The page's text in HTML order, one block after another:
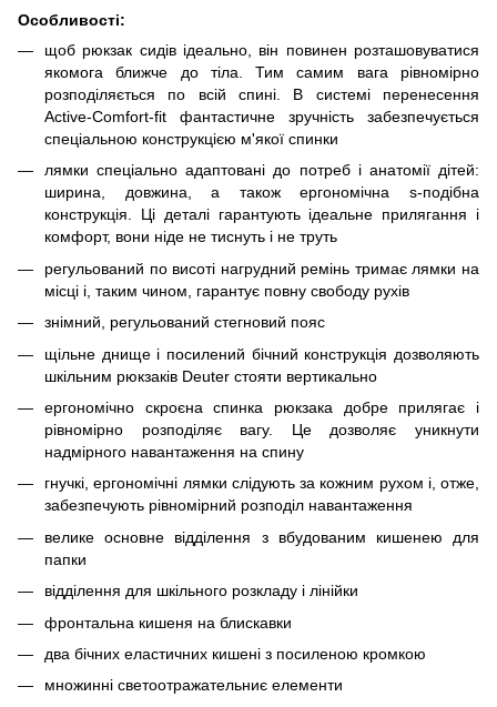
Особливості:
щоб рюкзак сидів ідеально, він повинен розташовуватися
якомога ближче до тіла. Тим самим вага рівномірно
розподіляється по всій спині. В системі перенесення
Active-Comfort-fit фантастичне зручність забезпечується
спеціальною конструкцією м'якої спинки
лямки спеціально адаптовані до потреб і анатомії дітей:
ширина, довжина, а також ергономічна s-подібна
конструкція. Ці деталі гарантують ідеальне прилягання і
комфорт, вони ніде не тиснуть і не труть
регульований по висоті нагрудний ремінь тримає лямки на
місці і, таким чином, гарантує повну свободу рухів
знімний, регульований стегновий пояс
щільне днище і посилений бічний конструкція дозволяють
шкільним рюкзаків Deuter стояти вертикально
ергономічно скроєна спинка рюкзака добре прилягає і
рівномірно розподіляє вагу. Це дозволяє уникнути
надмірного навантаження на спину
гнучкі, ергономічні лямки слідують за кожним рухом і, отже,
забезпечують рівномірний розподіл навантаження
велике основне відділення з вбудованим кишенею для
папки
відділення для шкільного розкладу і лінійки
фронтальна кишеня на блискавки
два бічних еластичних кишені з посиленою кромкою
множинні светоотражательниє елементи